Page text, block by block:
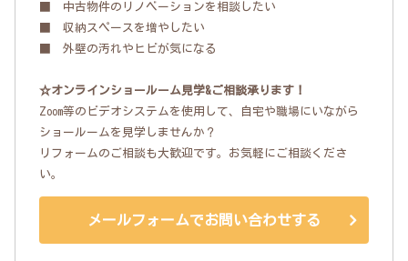
■ 中古物件のリノベーションを相談したい
■ 収納スペースを増やしたい
■ 外壁の汚れやヒビが気になる
☆オンラインショールーム見学&ご相談承ります！
Zoom等のビデオシステムを使用して、自宅や職場にいながら
ショールームを見学しませんか？
リフォームのご相談も大歓迎です。お気軽にご相談くださ
い。
メールフォームでお問い合わせする